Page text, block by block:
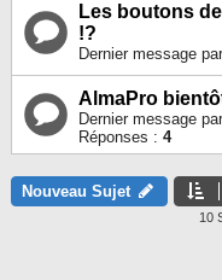
Les boutons
!?
Dernier message par
AlmaPro
Dernier message par
Réponses : 4
Nouveau Sujet
10